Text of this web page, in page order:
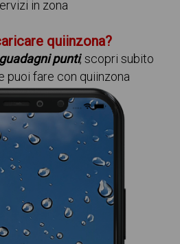
in zona
quiinzona?
punti, scopri subito
puoi fare con quiinzona